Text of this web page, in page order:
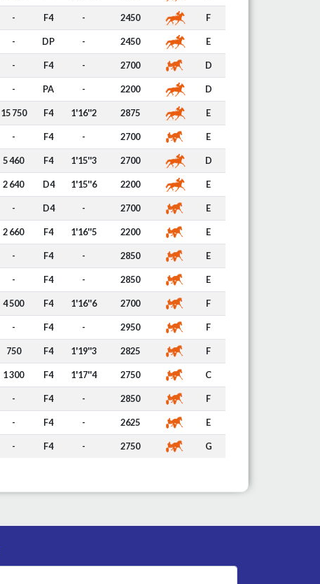
- F4 - 2450 F
- DP - 2450 E
- F4 - 2700 D
- PA - 2200 D
15 750 F4 1'16''2 2875 E
- F4 - 2700 E
5 460 F4 1'15''3 2700 D
2 640 D4 1'15''6 2200 E
- D4 - 2700 E
2 660 F4 1'16''5 2200 E
- F4 - 2850 E
- F4 - 2850 E
4 500 F4 1'16''6 2700 F
- F4 - 2950 F
750 F4 1'19''3 2825 F
1 300 F4 1'17''4 2750 C
- F4 - 2850 F
- F4 - 2625 E
- F4 - 2750 G